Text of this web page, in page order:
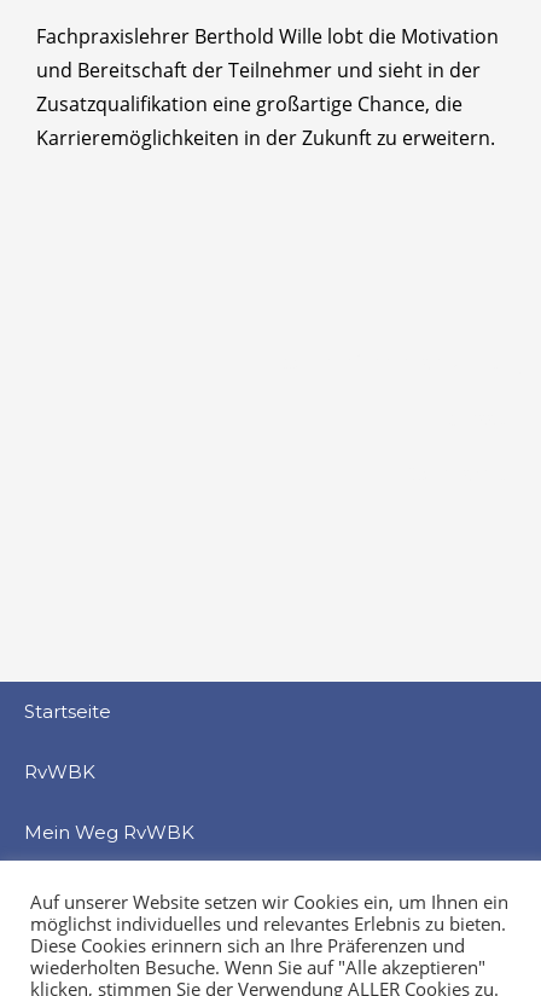
Fachpraxislehrer Berthold Wille lobt die Motivation
und Bereitschaft der Teilnehmer und sieht in der
Zusatzqualifikation eine großartige Chance, die
Karrieremöglichkeiten in der Zukunft zu erweitern.
Auf unserer Website setzen wir Cookies ein, um Ihnen ein
möglichst individuelles und relevantes Erlebnis zu bieten.
Diese Cookies erinnern sich an Ihre Präferenzen und
wiederholten Besuche. Wenn Sie auf "Alle akzeptieren"
klicken, stimmen Sie der Verwendung ALLER Cookies zu.
Startseite
RvWBK
Mein Weg RvWBK
Beratung
Service